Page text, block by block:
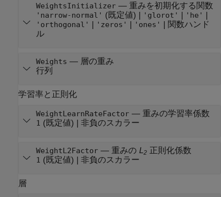
WeightsInitializer— 重みを初期化する関数
'narrow-normal' (既定値) | 'glorot' | 'he' |
'orthogonal' | 'zeros' | 'ones' | 関数ハンド
ル
Weights — 層の重み
行列
学習率と正則化
WeightLearnRateFactor— 重みの学習率係数
1 (既定値) | 非負のスカラー
WeightL2Factor— 重みの L2正則化係数
1 (既定値) | 非負のスカラー
層